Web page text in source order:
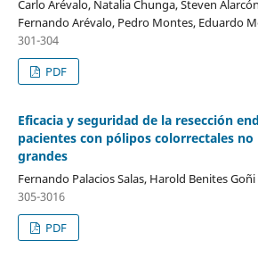
Carlo Arévalo, Natalia Chunga, Steven
Fernando Arévalo, Pedro Montes, Eduardo
301-304
PDF
Eficacia y seguridad de la resección
pacientes con pólipos colorrectales no
grandes
Fernando Palacios Salas, Harold Benites Goñi
305-3016
PDF